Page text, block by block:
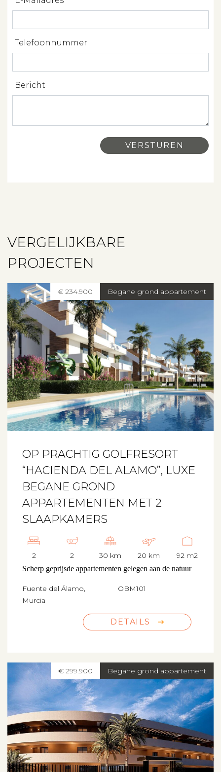
Verhuren
Beleggen
Beheren
Projectbegeleiding
Spanje
Telefoonnummer
Bericht
VERGELIJKBARE
PROJECTEN
Begane grond appartement
€ 234.900
OP PRACHTIG GOLFRESORT
“HACIENDA DEL ALAMO”, LUXE
BEGANE GROND
APPARTEMENTEN MET 2
SLAAPKAMERS
2 2 30 km 20 km 92 m2
Scherp geprijsde appartementen gelegen aan de natuur
Fuente del Álamo,
Murcia
OBM101
DETAILS
Begane grond appartement
€ 299.900